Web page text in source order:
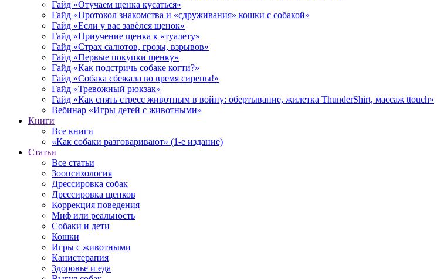
Гайд «Отучаем щенка кусаться»
Гайд «Протокол знакомства и «сдруживания» кошки с собакой»
Гайд «Если у вас завёлся щенок»
Гайд «Приучение щенка к «туалету»
Гайд «Страх салютов, грозы, взрывов»
Гайд «Первые покупки щенку»
Гайд «Как подстричь собаке когти?»
Гайд «Собака сбежала во время сирены!»
Гайд «Тревожный рюкзак»
Гайд «Как снять стресс животным в войну: обертывание, жилетка ThunderShirt, массаж ttouch»
Вебинар «Игры детей с животными»
Книги
Все книги
«Как собаки разговаривают» (1-е издание)
Статьи
Все статьи
Зоопсихология
Дрессировка собак
Дрессировка щенков
Коррекция поведения
Миф или реальность
Собаки и дети
Кошки
Игры с животными
Канистерапия
Здоровье и еда